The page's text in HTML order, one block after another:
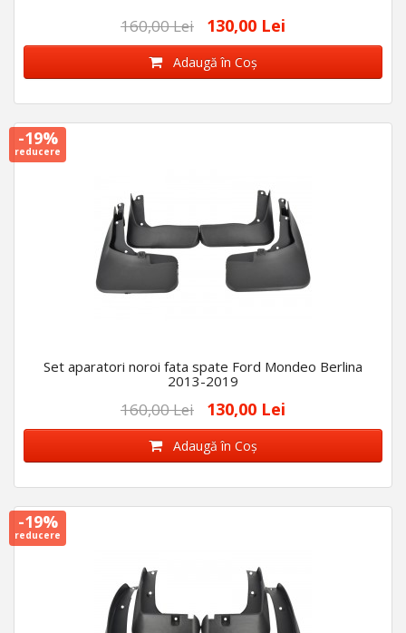
160,00 Lei 130,00 Lei
Adaugă în Coş
-19%
reducere
Set aparatori noroi fata spate Ford Mondeo Berlina
2013-2019
160,00 Lei 130,00 Lei
Adaugă în Coş
-19%
reducere